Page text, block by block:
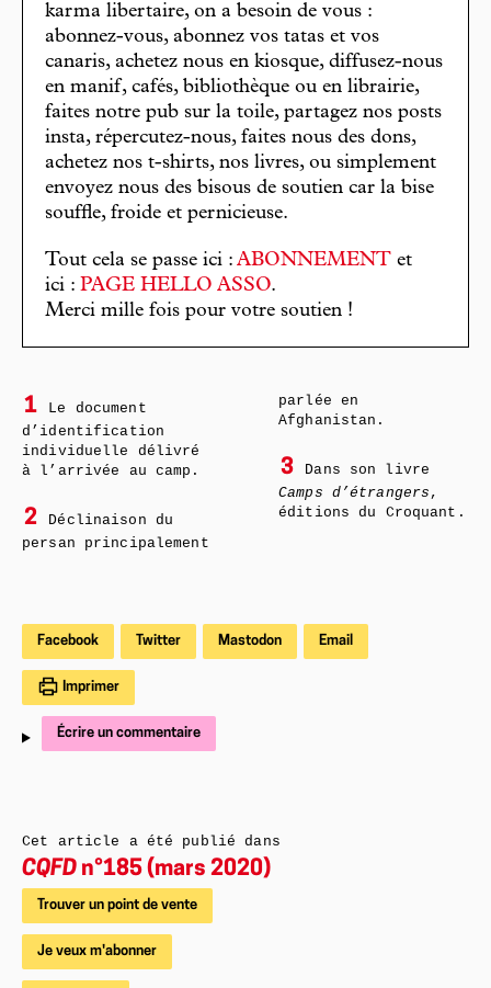
karma libertaire, on a besoin de vous :
abonnez-vous, abonnez vos tatas et vos
canaris, achetez nous en kiosque, diffusez-nous
en manif, cafés, bibliothèque ou en librairie,
faites notre pub sur la toile, partagez nos posts
insta, répercutez-nous, faites nous des dons,
achetez nos t-shirts, nos livres, ou simplement
envoyez nous des bisous de soutien car la bise
souffle, froide et pernicieuse.
Tout cela se passe ici : ABONNEMENT et
ici : PAGE HELLO ASSO.
Merci mille fois pour votre soutien !
1
Le document
d’identification
individuelle délivré
à l’arrivée au camp.
2
Déclinaison du
persan principalement
parlée en
Afghanistan.
3
Dans son livre
Camps d’étrangers ,
éditions du Croquant.
Facebook Twitter Mastodon Email
Imprimer
Écrire un commentaire
Cet article a été publié dans
CQFD n°185 (mars 2020)
Trouver un point de vente
Je veux m'abonner